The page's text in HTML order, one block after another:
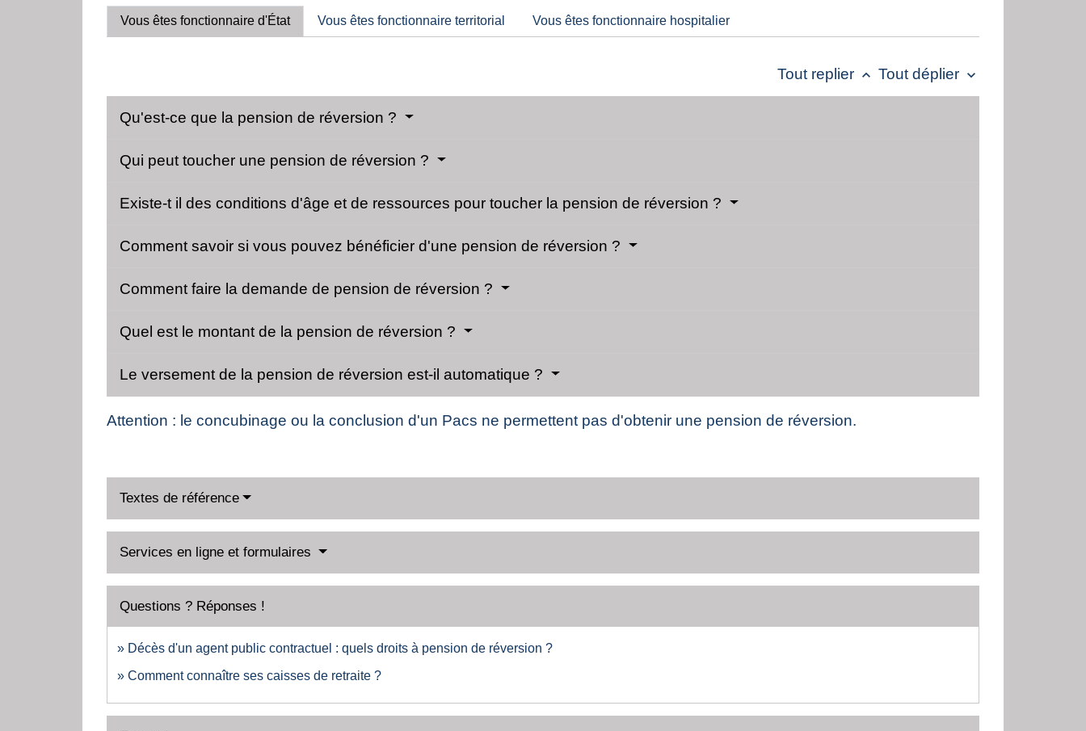
Vous êtes fonctionnaire d'État Vous êtes fonctionnaire territorial Vous êtes fonctionnaire hospitalier
Tout replier keyboard_arrow_up Tout déplier keyboard_arrow_down
Qu'est-ce que la pension de réversion ?
Qui peut toucher une pension de réversion ?
Existe-t il des conditions d'âge et de ressources pour toucher la pension de réversion ?
Comment savoir si vous pouvez bénéficier d'une pension de réversion ?
Comment faire la demande de pension de réversion ?
Quel est le montant de la pension de réversion ?
Le versement de la pension de réversion est-il automatique ?
Attention : le concubinage ou la conclusion d'un Pacs ne permettent pas d'obtenir une pension de réversion.
Textes de référence
Services en ligne et formulaires
Questions ? Réponses !
Décès d'un agent public contractuel : quels droits à pension de réversion ?
Comment connaître ses caisses de retraite ?